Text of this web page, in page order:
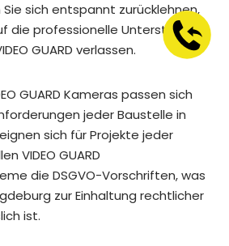
sich entspannt zurücklehnen,
die professionelle Unterstützung
GUARD verlassen.
GUARD Kameras passen sich
jeder Baustelle in
sich für Projekte jeder
VIDEO GUARD
die DSGVO-Vorschriften, was
zur Einhaltung rechtlicher
ist.